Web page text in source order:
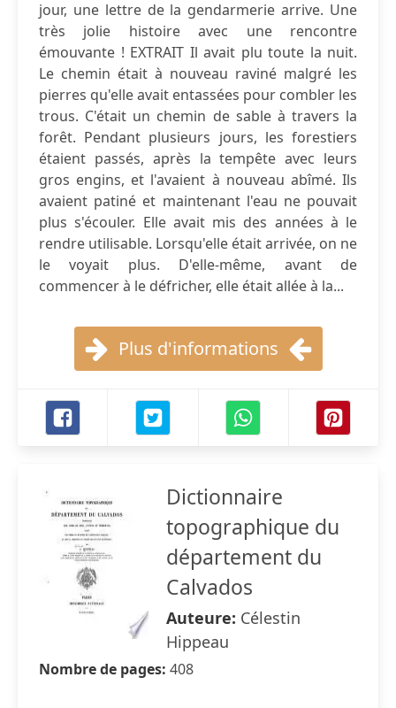
jour, une lettre de la gendarmerie arrive. Une
très jolie histoire avec une rencontre
émouvante ! EXTRAIT Il avait plu toute la nuit.
Le chemin était à nouveau raviné malgré les
pierres qu'elle avait entassées pour combler les
trous. C'était un chemin de sable à travers la
forêt. Pendant plusieurs jours, les forestiers
étaient passés, après la tempête avec leurs
gros engins, et l'avaient à nouveau abîmé. Ils
avaient patiné et maintenant l'eau ne pouvait
plus s'écouler. Elle avait mis des années à le
rendre utilisable. Lorsqu'elle était arrivée, on ne
le voyait plus. D'elle-même, avant de
commencer à le défricher, elle était allée à la...
Plus d'informations
Dictionnaire
topographique du
département du
Calvados
Auteure: Célestin
Hippeau
Nombre de pages: 408